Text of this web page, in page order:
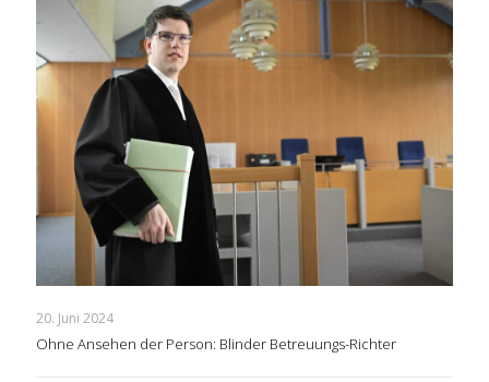
20. Juni 2024
Ohne Ansehen der Person: Blinder Betreuungs-Richter